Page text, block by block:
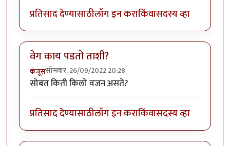
प्रतिसाद देण्यासाठीलॉग इन कराकिंवासदस्य व्हा
वेग काय पडतो ताशी?
कंजूससोमवार, 26/09/2022 20:28
सोबत किती किलो वजन असते?
प्रतिसाद देण्यासाठीलॉग इन कराकिंवासदस्य व्हा